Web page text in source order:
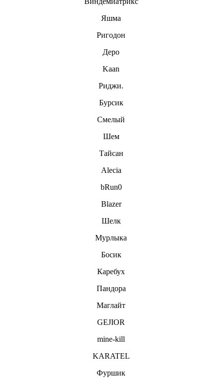
Яшма
Ригодон
Деро
Kaan
Риджи.
Бурсик
Смелый
Шем
Тайсан
Alecia
bRun0
Blazer
Шелк
Мурлыка
Босик
Каребух
Пандора
Маглайт
GEJIOR
mine-kill
KARATEL
Фуршик